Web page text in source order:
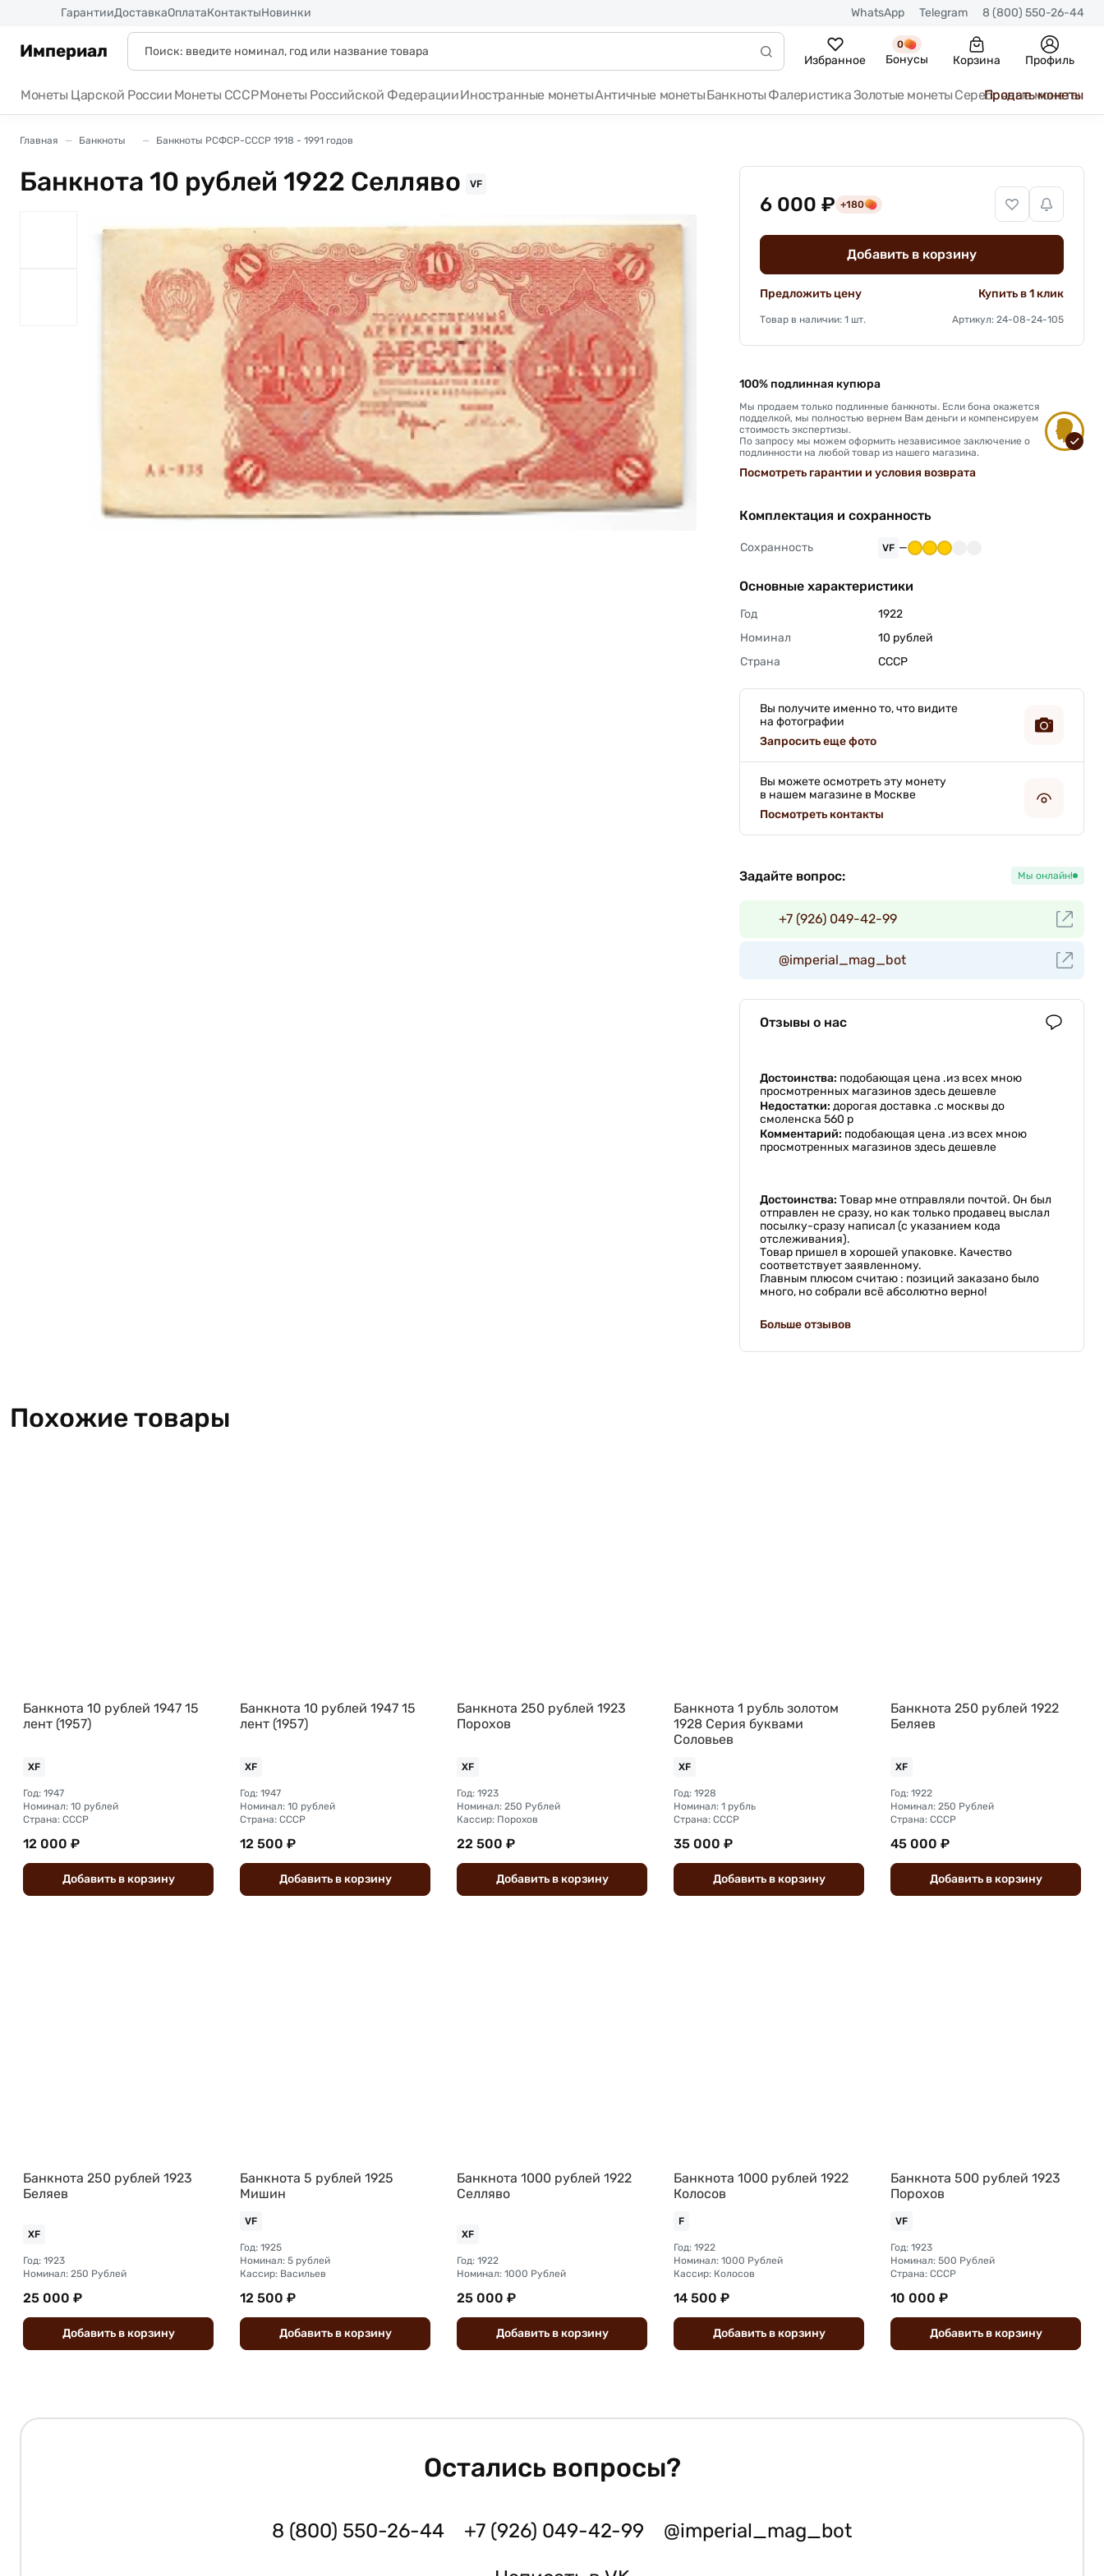
ГарантииДоставкаОплатаКонтактыНовинки WhatsApp Telegram 8 (800) 550-26-44
Империал Избранное
0
Бонусы Корзина Профиль
Монеты Царской России Монеты СССРМонеты Российской ФедерацииИностранные монетыАнтичные монетыБанкноты ФалеристикаЗолотые монеты Серебряные монеты
Продать монеты
Главная Банкноты Банкноты РСФСР-СССР 1918 - 1991 годов
Банкнота 10 рублей 1922 Селляво VF
6 000 ₽ +180
Добавить в корзину
Предложить цену Купить в 1 клик
Товар в наличии: 1 шт. Артикул: 24-08-24-105
100% подлинная купюра
Мы продаем только подлинные банкноты. Если бона окажется
подделкой, мы полностью вернем Вам деньги и компенсируем
стоимость экспертизы.
По запросу мы можем оформить независимое заключение о
подлинности на любой товар из нашего магазина.
Посмотреть гарантии и условия возврата
Комплектация и сохранность
Сохранность VF —
Основные характеристики
Год
1922
Номинал
10 рублей
Страна
СССР
Вы получите именно то, что видите
на фотографии
Запросить еще фото
Вы можете осмотреть эту монету
в нашем магазине в Москве
Посмотреть контакты
Задайте вопрос: Мы онлайн!
+7 (926) 049-42-99
@imperial_mag_bot
Отзывы о нас
Достоинства: подобающая цена .из всех мною
просмотренных магазинов здесь дешевле
Недостатки: дорогая доставка .с москвы до
смоленска 560 р
Комментарий: подобающая цена .из всех мною
просмотренных магазинов здесь дешевле
Достоинства: Товар мне отправляли почтой. Он был
отправлен не сразу, но как только продавец выслал
посылку-сразу написал (с указанием кода
отслеживания).
Товар пришел в хорошей упаковке. Качество
соответствует заявленному.
Главным плюсом считаю : позиций заказано было
много, но собрали всё абсолютно верно!
Больше отзывов
Похожие товары
Банкнота 10 рублей 1947 15
лент (1957)
XF
Год: 1947
Номинал: 10 рублей
Страна: СССР
12 000 ₽
Добавить вкорзину
Банкнота 10 рублей 1947 15
лент (1957)
XF
Год: 1947
Номинал: 10 рублей
Страна: СССР
12 500 ₽
Добавить вкорзину
Банкнота 250 рублей 1923
Порохов
XF
Год: 1923
Номинал: 250 Рублей
Кассир: Порохов
22 500 ₽
Добавить вкорзину
Банкнота 1 рубль золотом
1928 Серия буквами
Соловьев
XF
Год: 1928
Номинал: 1 рубль
Страна: СССР
35 000 ₽
Добавить вкорзину
Банкнота 250 рублей 1922
Беляев
XF
Год: 1922
Номинал: 250 Рублей
Страна: СССР
45 000 ₽
Добавить вкорзину
Банкнота 250 рублей 1923
Беляев
XF
Год: 1923
Номинал: 250 Рублей
25 000 ₽
Добавить вкорзину
Банкнота 5 рублей 1925
Мишин
VF
Год: 1925
Номинал: 5 рублей
Кассир: Васильев
12 500 ₽
Добавить вкорзину
Банкнота 1000 рублей 1922
Селляво
XF
Год: 1922
Номинал: 1000 Рублей
25 000 ₽
Добавить вкорзину
Банкнота 1000 рублей 1922
Колосов
F
Год: 1922
Номинал: 1000 Рублей
Кассир: Колосов
14 500 ₽
Добавить вкорзину
Банкнота 500 рублей 1923
Порохов
VF
Год: 1923
Номинал: 500 Рублей
Страна: СССР
10 000 ₽
Добавить вкорзину
Остались вопросы?
8 (800) 550-26-44 +7 (926) 049-42-99 @imperial_mag_bot